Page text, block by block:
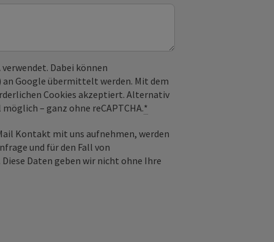
Dabei können
an Google übermittelt werden. Mit dem
Cookies akzeptiert. Alternativ
– ganz ohne reCAPTCHA.*
Kontakt mit uns aufnehmen, werden
und für den Fall von
Daten geben wir nicht ohne Ihre